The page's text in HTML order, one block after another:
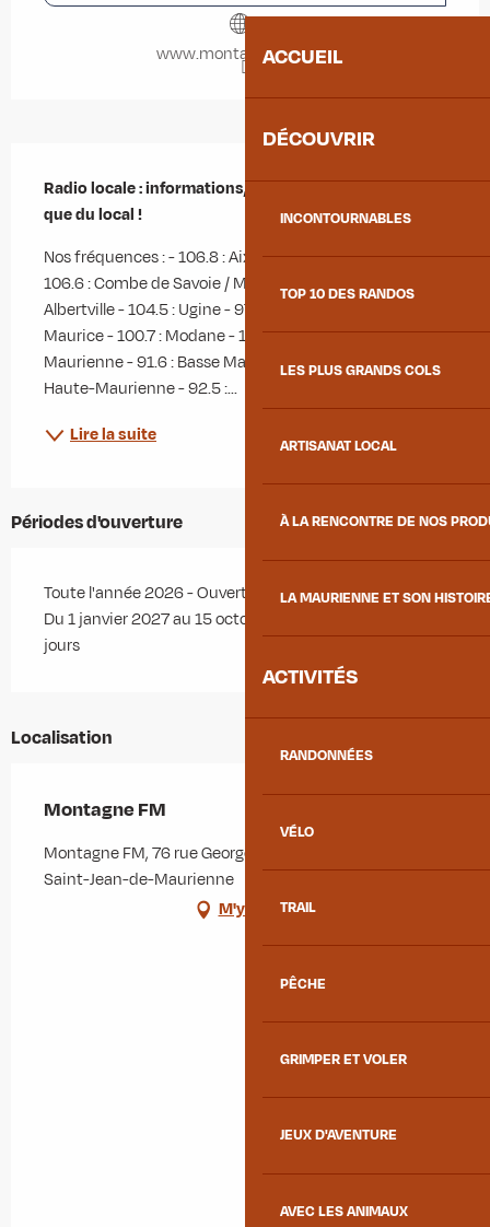
ACCUEIL
DÉCOUVRIR
INCONTOURNABLES
TOP 10 DES RANDOS
LES PLUS GRANDS COLS
ARTISANAT LOCAL
À LA RENCONTRE DE NOS
LA MAURIENNE ET SON
ACTIVITÉS
RANDONNÉES
VÉLO
TRAIL
PÊCHE
GRIMPER ET VOLER
JEUX D'AVENTURE
AVEC LES ANIMAUX
www.montagnefm.com
Radio locale : informations, sports, agenda, météo,
que du local !
Nos fréquences : - 106.8 : Aix-les-Bains / Chambéry -
106.6 : Combe de Savoie / Moyenne Maurienne - 100.8 :
Albertville - 104.5 : Ugine - 97 : Moûtiers - 93 : Bourg-St-
Maurice - 100.7 : Modane - 103.2 : Saint-Jean-de-
Maurienne - 91.6 : Basse Maurienne - 95.8 et 101.5 :
Haute-Maurienne - 92.5 :...
Lire la suite
Périodes d'ouverture
Toute l'année 2026 - Ouvert tous les jours
Du 1 janvier 2027 au 15 octobre 2027 - Ouvert tous les
jours
Localisation
Montagne FM
Montagne FM, 76 rue Georges Clémenceau, 73300
Saint-Jean-de-Maurienne
M'y rendre